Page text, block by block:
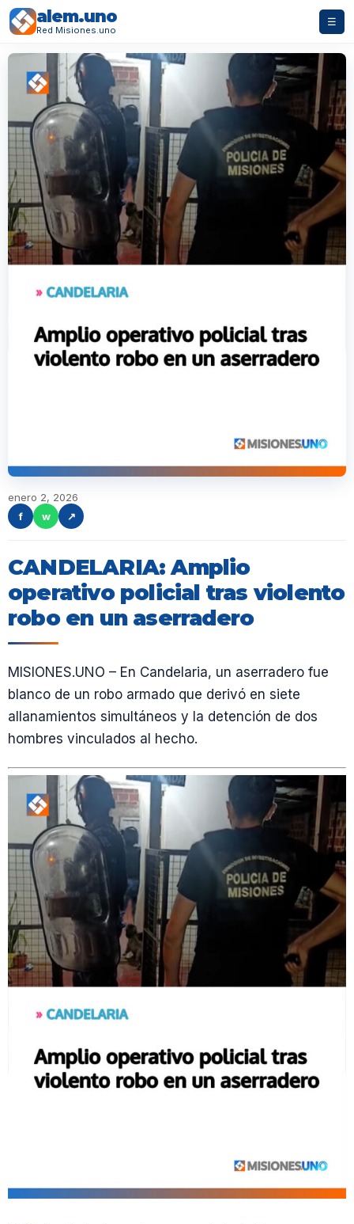
alem.uno
Red Misiones.uno
☰
enero 2, 2026
f
w ↗
CANDELARIA: Amplio
operativo policial tras violento
robo en un aserradero
MISIONES.UNO – En Candelaria, un aserradero fue
blanco de un robo armado que derivó en siete
allanamientos simultáneos y la detención de dos
hombres vinculados al hecho.